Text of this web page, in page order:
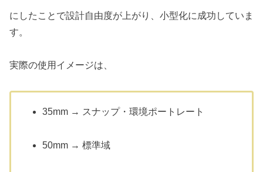
にしたことで設計自由度が上がり、小型化に成功していま
す。
実際の使用イメージは、
35mm → スナップ・環境ポートレート
50mm → 標準域